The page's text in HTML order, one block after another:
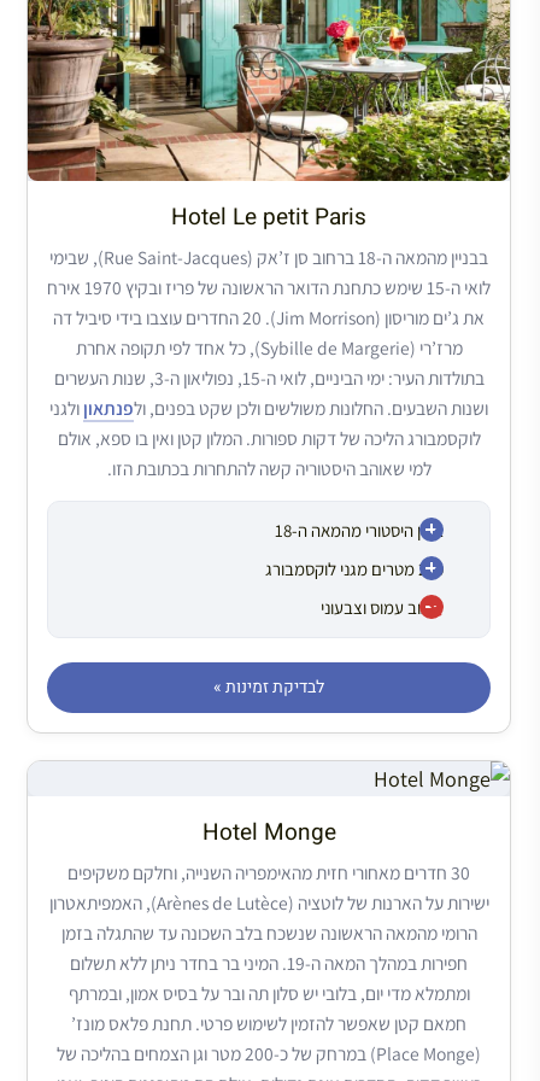
Hotel Le petit Paris
בניין היסטורי מהמאה ה-18
250 מטרים מגני לוקסמבורג
עיצוב עמוס וצבעוני
בבניין מהמאה ה-18 ברחוב סן ז’אק (Rue Saint-Jacques), שבימי
לואי ה-15 שימש כתחנת הדואר הראשונה של פריז ובקיץ 1970 אירח
את ג’ים מוריסון (Jim Morrison). 20 החדרים עוצבו בידי סיביל דה
מרז’רי (Sybille de Margerie), כל אחד לפי תקופה אחרת
בתולדות העיר: ימי הביניים, לואי ה-15, נפוליאון ה-3, שנות העשרים
ושנות השבעים. החלונות משולשים ולכן שקט בפנים, ולפנתאון ולגני
לוקסמבורג הליכה של דקות ספורות. המלון קטן ואין בו ספא, אולם
למי שאוהב היסטוריה קשה להתחרות בכתובת הזו.
לבדיקת זמינות »
Hotel Monge
30 חדרים מאחורי חזית מהאימפריה השנייה, וחלקם משקיפים
ישירות על הארנות של לוטציה (Arènes de Lutèce), האמפיתאטרון
הרומי מהמאה הראשונה שנשכח בלב השכונה עד שהתגלה בזמן
חפירות במהלך המאה ה-19. המיני בר בחדר ניתן ללא תשלום
ומתמלא מדי יום, בלובי יש סלון תה ובר על בסיס אמון, ובמרתף
חמאם קטן שאפשר להזמין לשימוש פרטי. תחנת פלאס מונז’
(Place Monge) במרחק של כ-200 מטר וגן הצמחים בהליכה של